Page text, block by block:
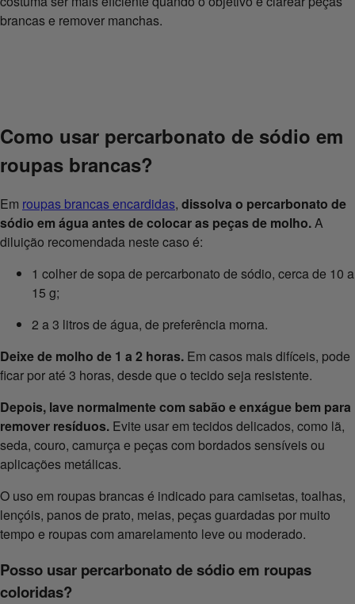
brancas e remover manchas.
Como usar percarbonato de sódio em
roupas brancas?
Em roupas brancas encardidas, dissolva o percarbonato de
sódio em água antes de colocar as peças de molho.A
diluição recomendada neste caso é:
1 colher de sopa de percarbonato de sódio, cerca de 10 a
15 g;
2 a 3 litros de água, de preferência morna.
Deixe de molho de 1 a 2 horas. Em casos mais difíceis, pode
ficar por até 3 horas, desde que o tecido seja resistente.
Depois, lave normalmente com sabão e enxágue bem para
remover resíduos. Evite usar em tecidos delicados, como lã,
seda, couro, camurça e peças com bordados sensíveis ou
aplicações metálicas.
O uso em roupas brancas é indicado para camisetas, toalhas,
lençóis, panos de prato, meias, peças guardadas por muito
tempo e roupas com amarelamento leve ou moderado.
Posso usar percarbonato de sódio em roupas
coloridas?